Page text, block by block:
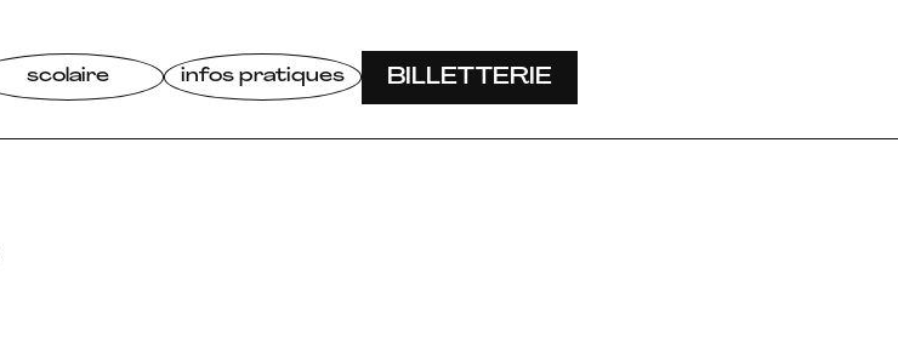
scolaire infos pratiques BILLETTERIE